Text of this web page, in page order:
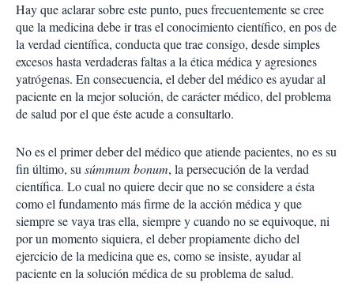
Hay que aclarar sobre este punto, pues frecuentemente se cree
que la medicina debe ir tras el conocimiento científico, en pos de
la verdad científica, conducta que trae consigo, desde simples
excesos hasta verdaderas faltas a la ética médica y agresiones
yatrógenas. En consecuencia, el deber del médico es ayudar al
paciente en la mejor solución, de carácter médico, del problema
de salud por el que éste acude a consultarlo.
No es el primer deber del médico que atiende pacientes, no es su
fin último, su súmmum bonum, la persecución de la verdad
científica. Lo cual no quiere decir que no se considere a ésta
como el fundamento más firme de la acción médica y que
siempre se vaya tras ella, siempre y cuando no se equivoque, ni
por un momento siquiera, el deber propiamente dicho del
ejercicio de la medicina que es, como se insiste, ayudar al
paciente en la solución médica de su problema de salud.